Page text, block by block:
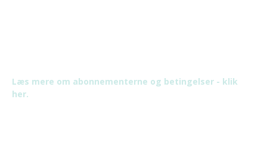
Læs mere om abonnementerne og betingelser - klik
her.